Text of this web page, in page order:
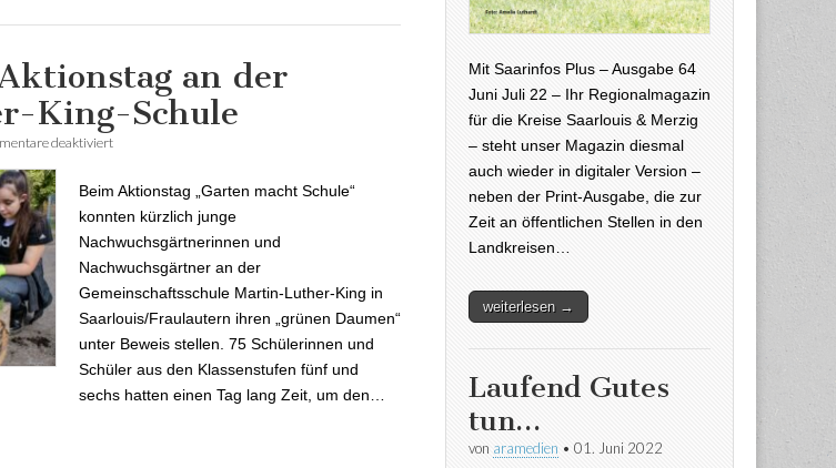
an der
King-Schule
deaktiviert
Beim Aktionstag „Garten macht Schule“
konnten kürzlich junge
Nachwuchsgärtnerinnen und
Nachwuchsgärtner an der
Gemeinschaftsschule Martin-Luther-King in
Saarlouis/Fraulautern ihren „grünen Daumen“
unter Beweis stellen. 75 Schülerinnen und
Schüler aus den Klassenstufen fünf und
sechs hatten einen Tag lang Zeit, um den…
Mit Saarinfos Plus – Ausgabe 64
Juni Juli 22 – Ihr Regionalmagazin
für die Kreise Saarlouis & Merzig
– steht unser Magazin diesmal
auch wieder in digitaler Version –
neben der Print-Ausgabe, die zur
Zeit an öffentlichen Stellen in den
Landkreisen…
weiterlesen →
Laufend Gutes
tun…
von aramedien • 01. Juni 2022